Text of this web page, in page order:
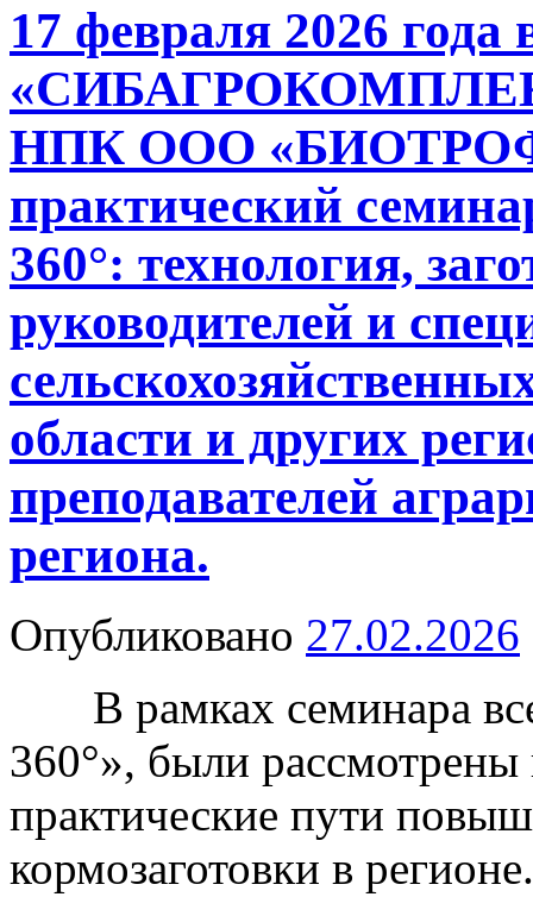
17 февраля 2026
НПК ООО
практический
360°: технология,
руководителей и
области и других
преподавателей
региона.
Опубликовано 27.02.2026
В рамках семинара
360°», были
практические пути
кормозаготовки в